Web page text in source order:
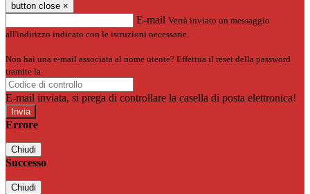
button close ×
E-mail Verrà inviato un messaggio
all'indirizzo indicato con le istruzioni necessarie.
Non hai una e-mail associata al nome utente? Effettua il reset della password
tramite la
E-mail inviata, si prega di controllare la casella di posta elettronica!
Errore
Chiudi
Successo
Chiudi